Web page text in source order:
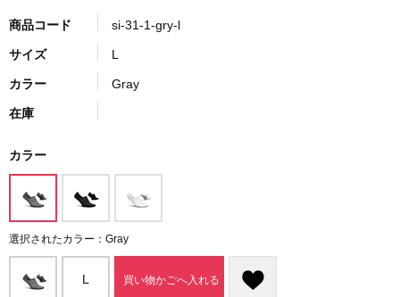
商品コード si-31-1-gry-l
サイズ L
カラー Gray
在庫
カラー
選択されたカラー：Gray
L 買い物かごへ入れる